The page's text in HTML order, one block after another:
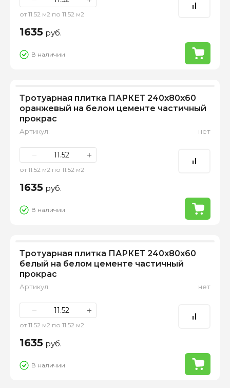
от 11.52 м2 по 11.52 м2
1635 руб.
В наличии
Тротуарная плитка ПАРКЕТ 240х80х60
оранжевый на белом цементе частичный
прокрас
Артикул: нет
− +
от 11.52 м2 по 11.52 м2
1635 руб.
В наличии
Тротуарная плитка ПАРКЕТ 240х80х60
белый на белом цементе частичный
прокрас
Артикул: нет
− +
от 11.52 м2 по 11.52 м2
1635 руб.
В наличии